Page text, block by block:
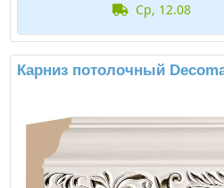
ср, 12.08
Карниз потолочный